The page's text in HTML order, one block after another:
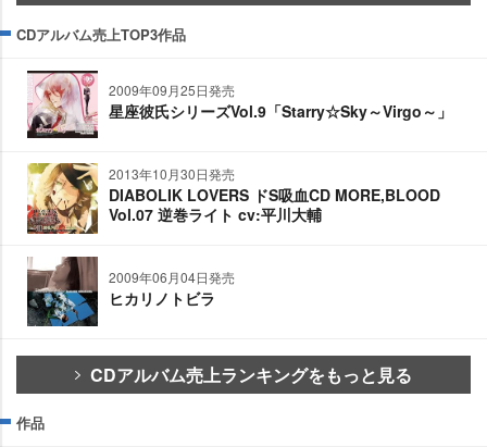
CDアルバム売上TOP3作品
2009年09月25日発売
星座彼氏シリーズVol.9「Starry☆Sky～Virgo～」
2013年10月30日発売
DIABOLIK LOVERS ドS吸血CD MORE,BLOOD
Vol.07 逆巻ライト cv:平川大輔
2009年06月04日発売
ヒカリノトビラ
CDアルバム売上ランキングをもっと見る
作品